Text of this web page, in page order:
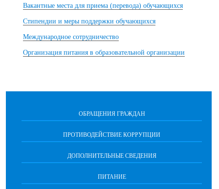
Вакантные места для приема (перевода) обучающихся
Стипендии и меры поддержки обучающихся
Международное сотрудничество
Организация питания в образовательной организации
ОБРАЩЕНИЯ ГРАЖДАН
ПРОТИВОДЕЙСТВИЕ КОРРУПЦИИ
ДОПОЛНИТЕЛЬНЫЕ СВЕДЕНИЯ
ПИТАНИЕ